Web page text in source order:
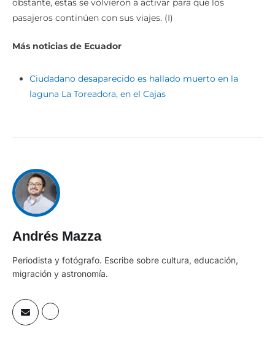
obstante, estas se volvieron a activar para que los
pasajeros continúen con sus viajes. (I)
Más noticias de Ecuador
Ciudadano desaparecido es hallado muerto en la
laguna La Toreadora, en el Cajas
Andrés Mazza
Periodista y fotógrafo. Escribe sobre cultura, educación,
migración y astronomía.